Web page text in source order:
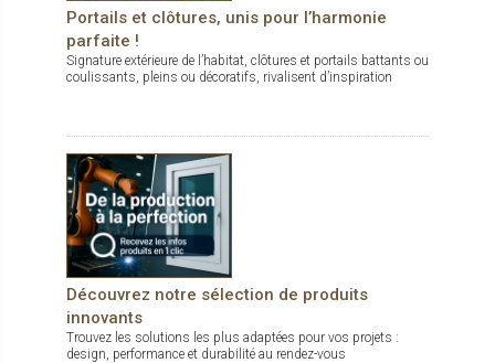
Portails et clôtures, unis pour l’harmonie
parfaite !
Signature extérieure de l’habitat, clôtures et portails battants ou
coulissants, pleins ou décoratifs, rivalisent d’inspiration
Découvrez notre sélection de produits
innovants
Trouvez les solutions les plus adaptées pour vos projets :
design, performance et durabilité au rendez-vous